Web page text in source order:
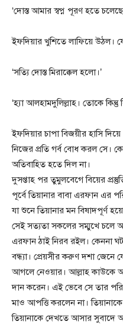
‘দোস্ত আমার স্বপ্ন পূরণ হতে
ইফদিয়ার খুশিতে লাফিয়ে উঠল।
‘সত্যি দোস্ত মিরাক্কেল হলো।’
‘হ্যা আলহামদুলিল্লাহ। তোকে কিন্তু
ইফদিয়ার চাপা বিজয়ীর হাসি
নিজের প্রতি গর্ব বোধ করল সে।
অতিবাহিত হতে দিল না।
দুসপ্তাহ পর তুমুলবেগে বিয়ের
পূর্বে তিয়ানার বাবা এরফান এর
যা শুনে তিয়ানার মন বিষাদপূর্ণ
সেই সত্যতা সকলের সম্মুখে
এরফান ঠাই নিরব রইল। কেননা
বন্ধ্যা। প্রেয়সীর করুণ দশা
আগলে নেওয়ার। আল্লাহ কাউকে
দান করেন। এই ভেবে সে তার
মাও আপত্তি করলেন না।
তিয়ানাকে দেখতে আসার সুবাদে